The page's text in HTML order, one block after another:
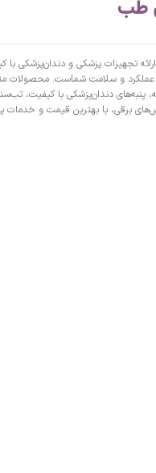
ارائه تجهیزات پزشکی و دندان‌پزشکی با
و سلامت شماست. محصولات
پنبه‌های دندان‌پزشکی با کیفیت،
برقی، با بهترین قیمت و خدمات